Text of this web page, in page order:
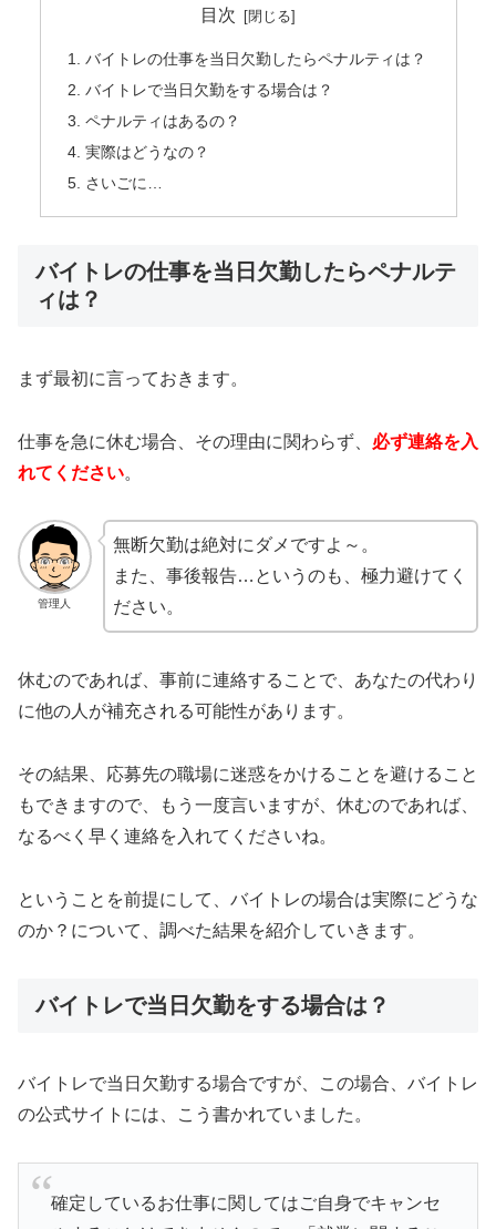
目次
バイトレの仕事を当日欠勤したらペナルティは？
バイトレで当日欠勤をする場合は？
ペナルティはあるの？
実際はどうなの？
さいごに…
バイトレの仕事を当日欠勤したらペナルテ
ィは？
まず最初に言っておきます。
仕事を急に休む場合、その理由に関わらず、 必ず連絡を入
れてください。
管理人
無断欠勤は絶対にダメですよ～。
また、事後報告…というのも、極力避けてく
ださい。
休むのであれば、事前に連絡することで、あなたの代わり
に他の人が補充される可能性があります。
その結果、応募先の職場に迷惑をかけることを避けること
もできますので、もう一度言いますが、休むのであれば、
なるべく早く連絡を入れてくださいね。
ということを前提にして、バイトレの場合は実際にどうな
のか？について、調べた結果を紹介していきます。
バイトレで当日欠勤をする場合は？
バイトレで当日欠勤する場合ですが、この場合、バイトレ
の公式サイトには、こう書かれていました。
確定しているお仕事に関してはご自身でキャンセ